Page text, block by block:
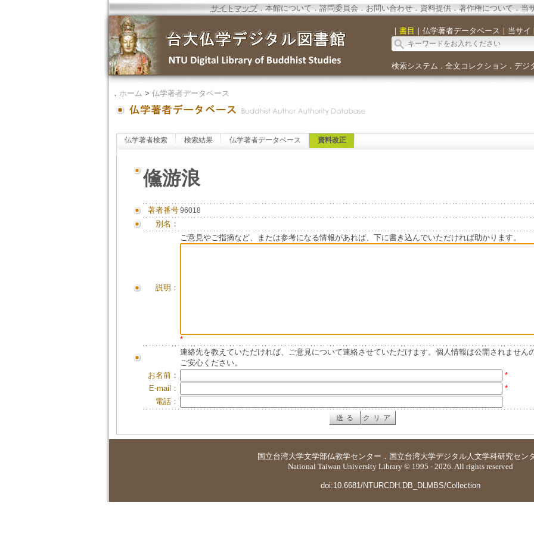
サイトマップ．本館について．諮問委員会． お問い合わせ． 資料提供．著作権について．当
｜ 書目 ｜ 仏学著者データベース ｜ 当サイ
検索システム ． 全文コレクション ． デジ
． ホーム > 仏学著者データベース
仏学著者検索 検索結果 仏学著者データベース 資料改正
儵游浪
著者番号96018
別名：
説明：
ご意見やご指摘など、または参考になる情報があれば、下に書き込んでいただければ助かります。
*
連絡先を教えていただければ、ご意見について連絡させていただけます。個人情報は公開されません
ご安心ください。
お名前：
*
E-mail：
*
電話：
国立台湾大学文学部仏教学センター ． 国立台湾大学デジタル人文学科研究セン
National Taiwan University Library © 1995 - 2026. All rights reserved
doi:10.6681/NTURCDH.DB_DLMBS/Collection